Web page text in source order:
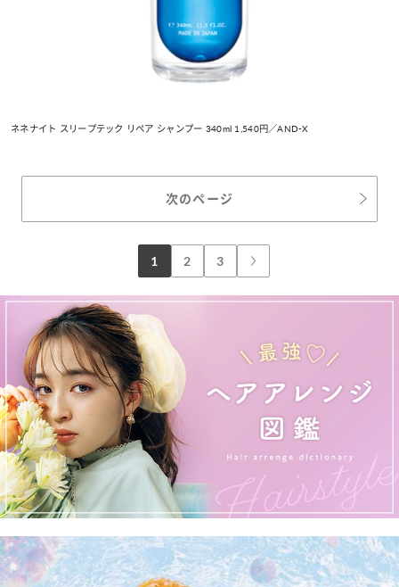
ネネナイト スリープテック リペア シャンプー 340ml 1,540円／AND-X
次のページ
1 2 3